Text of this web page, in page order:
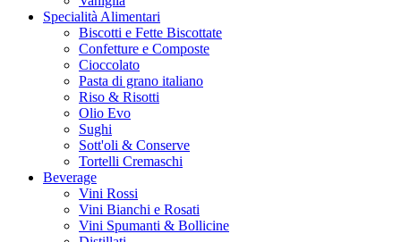
Specialità Alimentari
Biscotti e Fette Biscottate
Confetture e Composte
Cioccolato
Pasta di grano italiano
Riso & Risotti
Olio Evo
Sughi
Sott'oli & Conserve
Tortelli Cremaschi
Beverage
Vini Rossi
Vini Bianchi e Rosati
Vini Spumanti & Bollicine